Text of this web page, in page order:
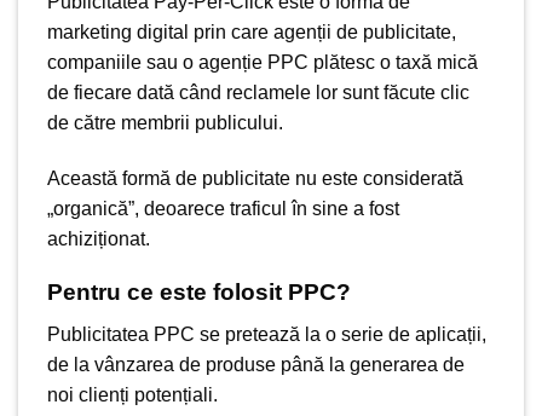
marketing digital prin care agenții de publicitate,
companiile sau o agenție PPC plătesc o taxă mică
de fiecare dată când reclamele lor sunt făcute clic
de către membrii publicului.
Această formă de publicitate nu este considerată
„organică”, deoarece traficul în sine a fost
achiziționat.
Pentru ce este folosit PPC?
Publicitatea PPC se pretează la o serie de aplicații,
de la vânzarea de produse până la generarea de
noi clienți potențiali.